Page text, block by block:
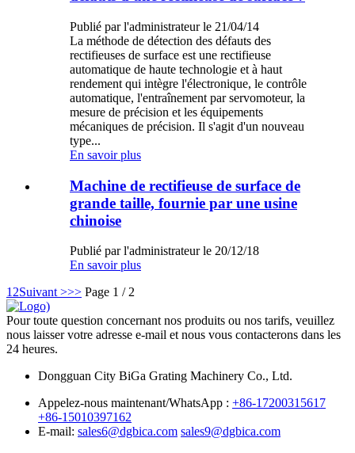
Publié par l'administrateur le 21/04/14
La méthode de détection des défauts des
rectifieuses de surface est une rectifieuse
automatique de haute technologie et à haut
rendement qui intègre l'électronique, le contrôle
automatique, l'entraînement par servomoteur, la
mesure de précision et les équipements
mécaniques de précision. Il s'agit d'un nouveau
type...
En savoir plus
Machine de rectifieuse de surface de
grande taille, fournie par une usine
chinoise
Publié par l'administrateur le 20/12/18
En savoir plus
1 2Suivant >>> Page 1 / 2
Pour toute question concernant nos produits ou nos tarifs, veuillez
nous laisser votre adresse e-mail et nous vous contacterons dans les
24 heures.
Dongguan City BiGa Grating Machinery Co., Ltd.
Appelez-nous maintenant/WhatsApp : +86-17200315617
+86-15010397162
E-mail: sales6@dgbica.com sales9@dgbica.com